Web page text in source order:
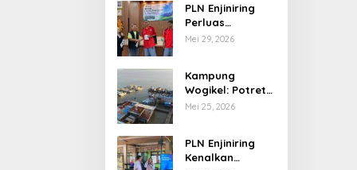
Spekulasi Berlebihan
PLN Enjiniring
Perluas
Wawasan Siswa
Perubahan Iklim
Mei 29, 2026
Kampung
Wogikel: Potret
Kehidupan
yang Bertahan
di Tengah
Mei 25, 2026
PLN Enjiniring
Kenalkan